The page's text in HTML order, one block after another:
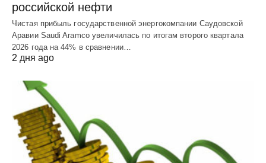
российской нефти
Чистая прибыль государственной энергокомпании Саудовской
Аравии Saudi Aramco увеличилась по итогам второго квартала
2026 года на 44% в сравнении…
2 дня ago